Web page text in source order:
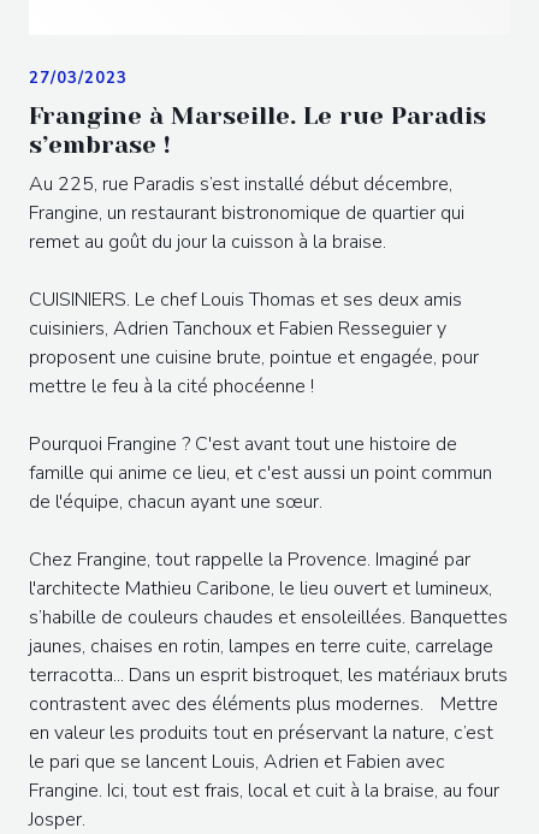
Frangine à Marseille. Le rue Paradis
s’embrase !
27/03/2023
Au 225, rue Paradis s’est installé début décembre,
Frangine, un restaurant bistronomique de quartier qui
remet au goût du jour la cuisson à la braise.
CUISINIERS. Le chef Louis Thomas et ses deux amis
cuisiniers, Adrien Tanchoux et Fabien Resseguier y
proposent une cuisine brute, pointue et engagée, pour
mettre le feu à la cité phocéenne !
Pourquoi Frangine ? C'est avant tout une histoire de
famille qui anime ce lieu, et c'est aussi un point commun
de l'équipe, chacun ayant une sœur.
Chez Frangine, tout rappelle la Provence. Imaginé par
l'architecte Mathieu Caribone, le lieu ouvert et lumineux,
s’habille de couleurs chaudes et ensoleillées. Banquettes
jaunes, chaises en rotin, lampes en terre cuite, carrelage
terracotta... Dans un esprit bistroquet, les matériaux bruts
contrastent avec des éléments plus modernes. Mettre
en valeur les produits tout en préservant la nature, c’est
le pari que se lancent Louis, Adrien et Fabien avec
Frangine. Ici, tout est frais, local et cuit à la braise, au four
Josper.